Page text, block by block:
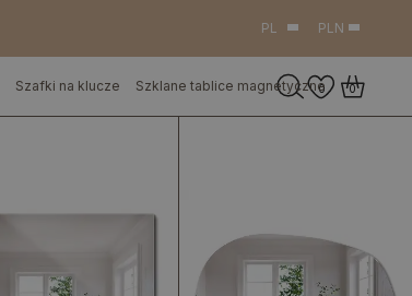
PL PLN
Szafki na klucze Szklane tablice magnetyczne
0 0